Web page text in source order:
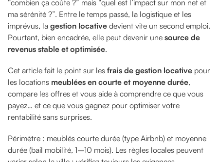
“combien ça coûte ?” mais “quel est l’impact sur mon net et
ma sérénité ?”. Entre le temps passé, la logistique et les
imprévus, la gestion locative devient vite un second emploi.
Pourtant, bien encadrée, elle peut devenir une source de
revenus stable et optimisée.
Cet article fait le point sur les frais de gestion locative pour
les locations meublées en courte et moyenne durée,
compare les offres et vous aide à comprendre ce que vous
payez… et ce que vous gagnez pour optimiser votre
rentabilité sans surprises.
Périmètre : meublés courte durée (type Airbnb) et moyenne
durée (bail mobilité, 1–10 mois). Les règles locales peuvent